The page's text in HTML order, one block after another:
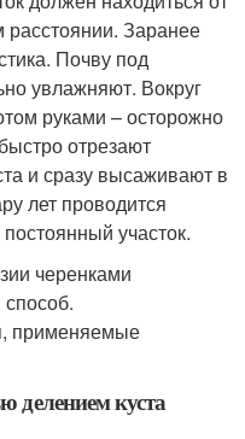
расстоянии. Заранее
Почву под
увлажняют. Вокруг
руками – осторожно
отрезают
и сразу высаживают в
лет проводится
участок.
делением куста